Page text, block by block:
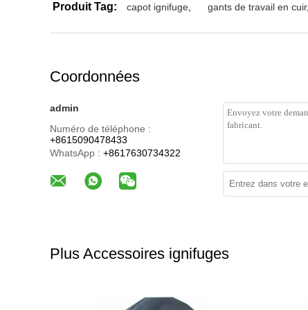
Produit Tag: capot ignifuge gants de travail en cuir,
Coordonnées
admin
Numéro de téléphone :
+8615090478433
WhatsApp : +8617630734322
Plus Accessoires ignifuges